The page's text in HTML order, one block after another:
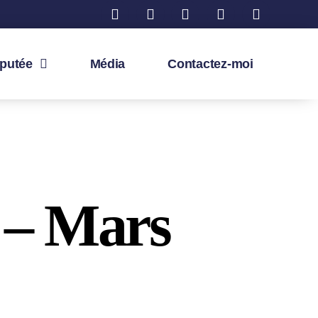
Média Contactez-moi
Mars